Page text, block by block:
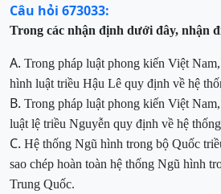
Câu hỏi 673033:
Trong các nhận định dưới đây, nhận
A. Trong pháp luật phong kiến Việt
hình luật triều Hậu Lê quy định về hệ
B. Trong pháp luật phong kiến Việt
luật lệ triều Nguyễn quy định về hệ
C. Hệ thống Ngũ hình trong bộ Quốc
sao chép hoàn toàn hệ thống Ngũ hình
Trung Quốc.